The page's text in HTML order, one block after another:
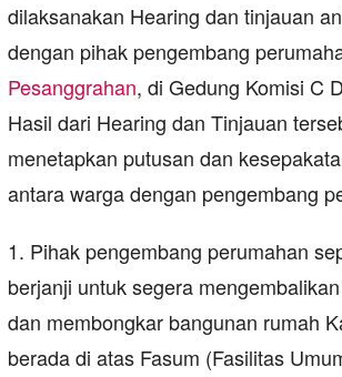
dilaksanakan Hearing dan tinjauan
dengan pihak pengembang
Pesanggrahan, di Gedung Komisi C
Hasil dari Hearing dan Tinjauan
menetapkan putusan dan
antara warga dengan pengembang
1. Pihak pengembang perumahan
berjanji untuk segera
dan membongkar bangunan rumah
berada di atas Fasum (Fasilitas